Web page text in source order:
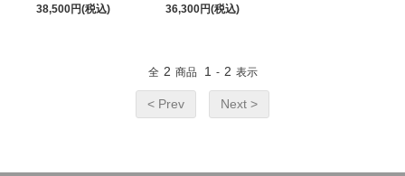
38,500円(税込)
36,300円(税込)
全 2 商品 1 - 2 表示
< Prev Next >